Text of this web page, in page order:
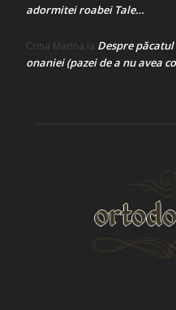
adormitei roabei Tale…
Crina Marina la Despre
onaniei (pazei de a nu avea